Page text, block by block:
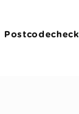
Postcodecheck